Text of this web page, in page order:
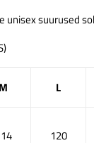
suurused
M L
120